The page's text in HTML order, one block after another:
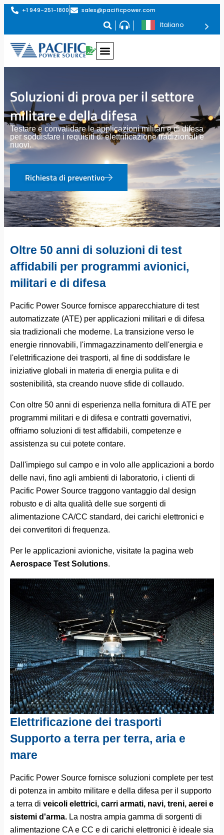
+1 949-251-1800 sales@pacificpower.com
Italiano
Soluzioni di prova per il settore
militare e della difesa
Testare e convalidare le applicazioni militari e di difesa
per soddisfare i requisiti di elettrificazione tradizionali e
nuovi.
Richiesta di preventivo
Oltre 50 anni di soluzioni di test
affidabili per programmi avionici,
militari e di difesa
Pacific Power Source fornisce apparecchiature di test
automatizzate (ATE) per applicazioni militari e di difesa
sia tradizionali che moderne. La transizione verso le
energie rinnovabili, l'immagazzinamento dell'energia e
l'elettrificazione dei trasporti, al fine di soddisfare le
iniziative globali in materia di energia pulita e di
sostenibilità, sta creando nuove sfide di collaudo.
Con oltre 50 anni di esperienza nella fornitura di ATE per
programmi militari e di difesa e contratti governativi,
offriamo soluzioni di test affidabili, competenze e
assistenza su cui potete contare.
Dall'impiego sul campo e in volo alle applicazioni a bordo
delle navi, fino agli ambienti di laboratorio, i clienti di
Pacific Power Source traggono vantaggio dal design
robusto e di alta qualità delle sue sorgenti di
alimentazione CA/CC standard, dei carichi elettronici e
dei convertitori di frequenza.
Per le applicazioni avioniche, visitate la pagina web
Aerospace Test Solutions.
Elettrificazione dei trasporti
Supporto a terra per terra, aria e
mare
Pacific Power Source fornisce soluzioni complete per test
di potenza in ambito militare e della difesa per il supporto
a terra di veicoli elettrici, carri armati, navi, treni, aerei e
sistemi d'arma. La nostra ampia gamma di sorgenti di
alimentazione CA e CC e di carichi elettronici è ideale sia